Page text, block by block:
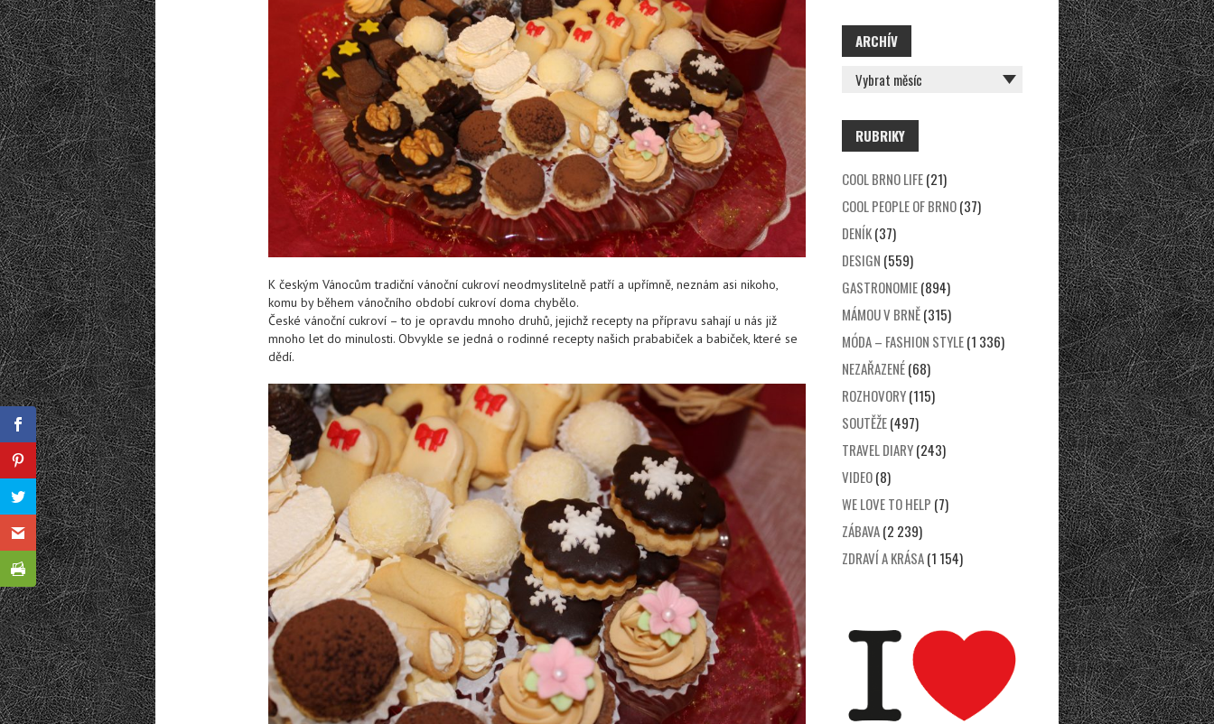
K českým Vánocům tradiční vánoční cukroví neodmyslitelně patří a upřímně, neznám asi nikoho,
komu by během vánočního období cukroví doma chybělo.
České vánoční cukroví – to je opravdu mnoho druhů, jejichž recepty na přípravu sahají u nás již
mnoho let do minulosti. Obvykle se jedná o rodinné recepty našich prababiček a babiček, které se
dědí.
ARCHÍV
ARCHÍV
RUBRIKY
COOL BRNO LIFE(21)
COOL PEOPLE OF BRNO(37)
DENÍK(37)
DESIGN (559)
GASTRONOMIE(894)
MÁMOU V BRNĚ(315)
MÓDA – FASHION STYLE(1 336)
NEZAŘAZENÉ(68)
ROZHOVORY(115)
SOUTĚŽE(497)
TRAVEL DIARY(243)
VIDEO(8)
WE LOVE TO HELP (7)
ZÁBAVA(2 239)
ZDRAVÍ A KRÁSA(1 154)